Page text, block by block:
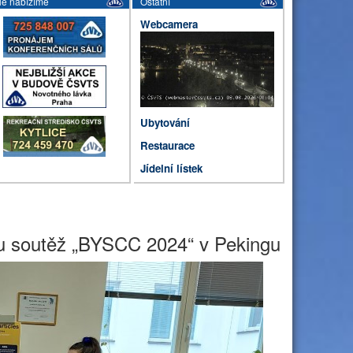
Webcamera
Ubytování
Restaurace
Jídelní lístek
„BYSCC 2024“ v Pekingu